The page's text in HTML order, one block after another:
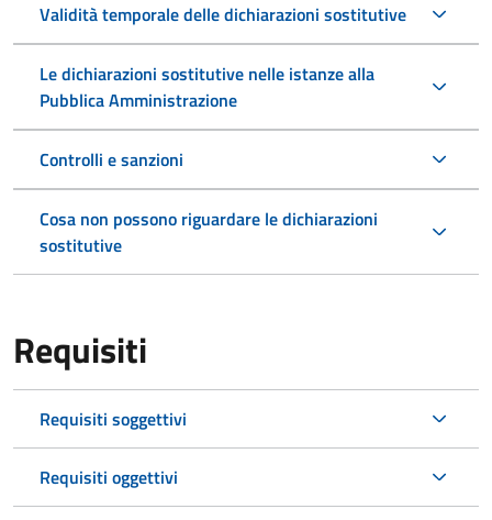
Validità temporale delle dichiarazioni sostitutive
Le dichiarazioni sostitutive nelle istanze alla
Pubblica Amministrazione
Controlli e sanzioni
Cosa non possono riguardare le dichiarazioni
sostitutive
Requisiti
Requisiti soggettivi
Requisiti oggettivi